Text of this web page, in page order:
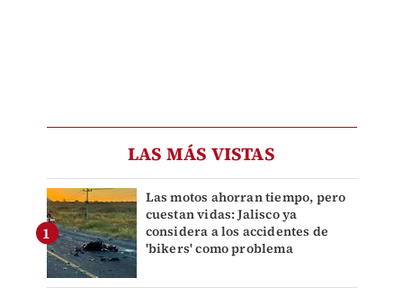
LAS MÁS VISTAS
Las motos ahorran tiempo, pero
cuestan vidas: Jalisco ya
considera a los accidentes de
'bikers' como problema